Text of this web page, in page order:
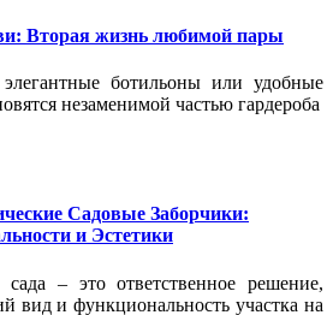
Вторая жизнь любимой пары
ботильоны или удобные
незаменимой частью гардероба
Садовые Заборчики:
и Эстетики
– это ответственное решение,
вид и функциональность участка на